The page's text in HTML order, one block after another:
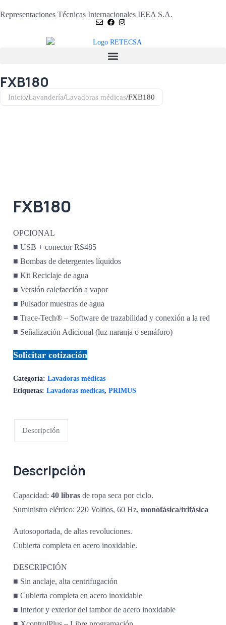
Representaciones Técnicas Internacionales IEEA S.A.
FXB180
Inicio/Lavandería/Lavadoras médicas/FXB180
FXB180
OPCIONAL
■ USB + conector RS485
■ Bombas de detergentes líquidos
■ Kit Reciclaje de agua
■ Versión calefacción a vapor
■ Pulsador muestras de agua
■ Trace-Tech® – Software de trazabilidad y conexión a la red
■ Señalización Adicional (luz naranja o semáforo)
Solicitar cotización
Categoría:Lavadoras médicas
Etiquetas:Lavadoras medicas,PRIMUS
Descripción
Descripción
Capacidad:40 libras de ropa seca por ciclo.
Suministro elétrico: 220 Voltios, 60 Hz,monofásica/trifásica
Autosoportada, de altas revoluciones.
Cubierta completa en acero inoxidable.
DESCRIPCIÓN
■ Sin anclaje, alta centrifugación
■ Cubierta completa en acero inoxidable
■ Interior y exterior del tambor de acero inoxidable